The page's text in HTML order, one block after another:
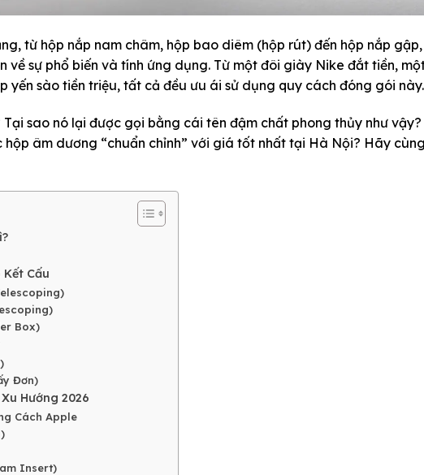
từ hộp nắp nam châm, hộp bao diêm (hộp rút) đến hộp nắp
về sự phổ biến và tính ứng dụng. Từ một đôi giày Nike đắt tiền,
yến sào tiền triệu, tất cả đều ưu ái sử dụng quy cách đóng gói này.
Tại sao nó lại được gọi bằng cái tên đậm chất phong thủy như vậy?
hộp âm dương “chuẩn chỉnh” với giá tốt nhất tại Hà Nội? Hãy
Cấu
Box)
Đơn)
Hướng 2026
Cách Apple
Insert)